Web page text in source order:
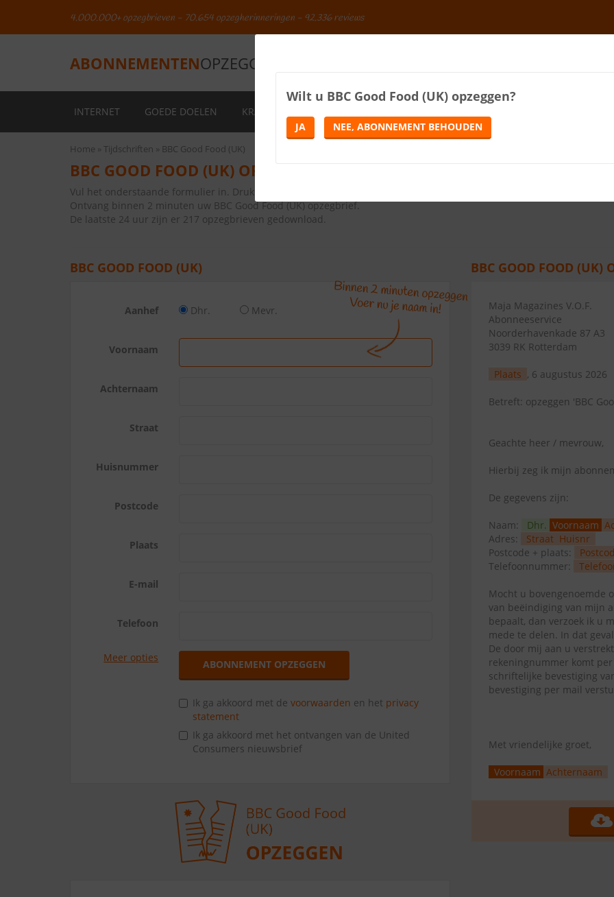
4.000.000+ opzegbrieven - 70.654 opzegherinneringen - 92.336 reviews
ABONNEMENTENOPZEGGEN.NL
INTERNET GOEDE DOELEN KRANTEN
Home Tijdschriften BBC Good Food (UK)
BBC GOOD FOOD (UK) OPZEGGEN
Vul het onderstaande formulier in. Druk vervolgens op de knop Abonnement opzeggen.
Ontvang binnen 2 minuten uw BBC Good Food (UK) opzegbrief.
De laatste 24 uur zijn er 217 opzegbrieven gedownload.
BBC GOOD FOOD (UK)
Aanhef Dhr. Mevr.
Voornaam
Achternaam
Straat
Huisnummer
Postcode
Plaats
E-mail
Telefoon
Meer opties
ABONNEMENT OPZEGGEN
Ik ga akkoord met devoorwaarden en het privacy
statement
Ik ga akkoord met het ontvangen van de United
Consumers nieuwsbrief
BBC GOOD FOOD (UK)
Maja Magazines V.O.F.
Abonneeservice
Noorderhavenkade 87 A3
3039 RK Rotterdam
Plaats , 6 augustus 2026
Betreft: opzeggen 'BBC
Geachte heer / mevrouw,
Hierbij zeg ik mijn
De gegevens zijn:
Naam: Dhr. Voornaam
Adres:
Straat Huisnr
Postcode + plaats:
Telefoonnummer:
Mocht u bovengenoemde
van beëindiging van mijn
bepaalt, dan verzoek ik u
mede te delen. In dat
De door mij aan u
rekeningnummer komt
schriftelijke bevestiging
bevestiging per mail
Met vriendelijke groet,
Voornaam Achternaam
Wilt u BBC Good Food (UK) opzeggen?
JA NEE, ABONNEMENT BEHOUDEN